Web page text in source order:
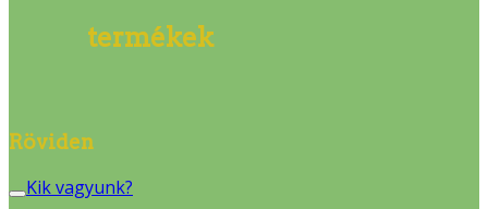
termékek
Röviden
Kik vagyunk?